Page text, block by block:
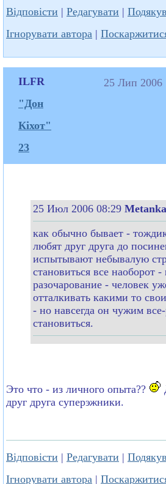
Відповісти | Редагувати |
Ігнорувати автора |
ILFR
"Дон
Кіхот"
23
25 Лип 2006
25 Июл 2006 08:29 Metanka
как обычно бывает -
любят друг друга до
испытывают небывалую
становиться все наоборот -
разочарование - человек
отталкивать какими то
- но навсегда он чужим
становиться.
Это что - из личного опыта??
друг друга суперэжники.
Відповісти | Редагувати |
Ігнорувати автора |